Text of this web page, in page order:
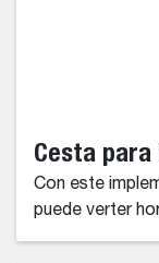
Cesta para
Con este
puede verter